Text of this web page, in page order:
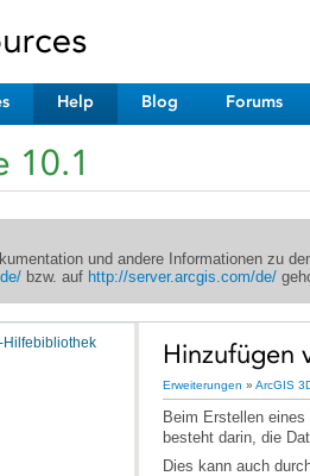
Help Blog Forums
10.1
und andere Informationen zu
bzw. auf http://server.arcgis.com/de/
Hilfebibliothek
Hinzufügen
Erweiterungen » ArcGIS
besteht darin, die
Dies kann auch